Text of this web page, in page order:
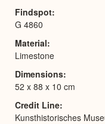
Findspot
G 4860
Material
Limestone
Dimensions
52 x 88 x 10 cm
Credit Line
Kunsthistorisches